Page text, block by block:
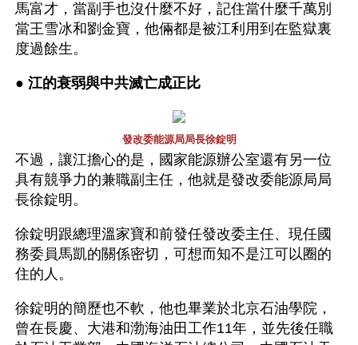
馬富才，當副手也沒什麼不好，記住當什麼千萬別
當王雪冰和劉金寶，他倆都是被江利用到在監獄裏
度過餘生。
● 江的衰弱與中共滅亡成正比
發改委能源局局長徐錠明
不過，讓江擔心的是，國家能源辦公室還有另一位
具有競爭力的兼職副主任，他就是發改委能源局局
長徐錠明。
徐錠明跟總理溫家寶和前發任發改委主任、現任國
務委員馬凱的關係密切，可想而知不是江可以圈的
住的人。
徐錠明的簡歷也不軟，他也畢業於北京石油學院，
曾在長慶、大港和渤海油田工作11年，並先後任職